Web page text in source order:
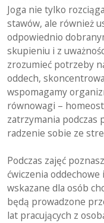
Joga nie tylko
stawów, ale również
odpowiednio
skupieniu i z
zrozumieć potrzeby
oddech,
wspomagamy
równowagi –
zatrzymania podczas
radzenie sobie ze
Podczas zajęć
ćwiczenia
wskazane dla osób
będą prowadzone
lat pracujących z